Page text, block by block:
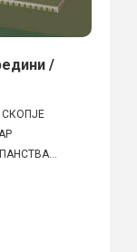
/
СКОПЈЕ